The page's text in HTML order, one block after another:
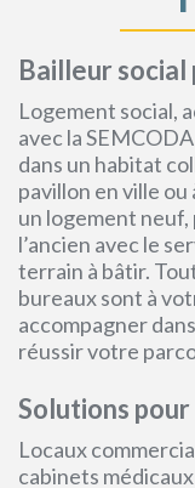
Bailleur social
Logement social,
avec la
dans un habitat
pavillon en ville ou
un logement
l’ancien avec le
terrain à bâtir.
bureaux sont à
accompagner
réussir votre
Solutions
Locaux
cabinets